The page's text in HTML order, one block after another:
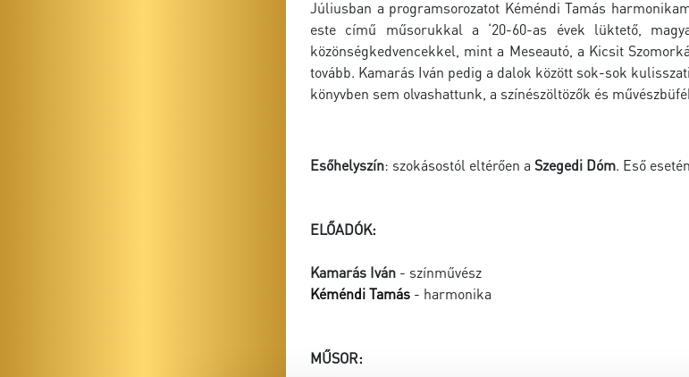
Júliusban a programsorozatot Kéméndi Tamás
este című műsorukkal a ‘20-60-as évek lüktető,
közönségkedvencekkel, mint a Meseautó, a Kicsit
tovább. Kamarás Iván pedig a dalok között sok-sok
könyvben sem olvashattunk, a színészöltözők és
Esőhelyszín: szokásostól eltérően a Szegedi Dóm. Eső
ELŐADÓK:
Kamarás Iván - színművész
Kéméndi Tamás - harmonika
MŰSOR: